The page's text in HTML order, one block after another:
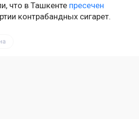
что в Ташкенте пресечен
контрабандных сигарет.